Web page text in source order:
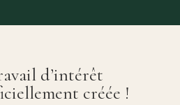
d’intérêt
créée !